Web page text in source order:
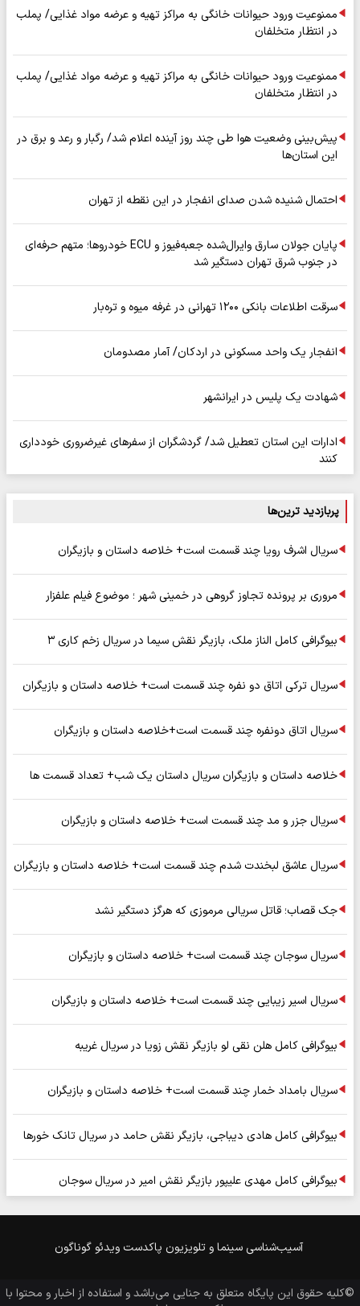
ممنوعیت ورود حیوانات خانگی به مراکز تهیه و عرضه مواد غذایی/ پملب
در انتظار متخلفان
ممنوعیت ورود حیوانات خانگی به مراکز تهیه و عرضه مواد غذایی/ پملب
در انتظار متخلفان
پیش‌بینی وضعیت هوا طی چند روز آینده اعلام شد/ رگبار و رعد و برق در
این استان‌ها
احتمال شنیده شدن صدای انفجار در این نقطه از تهران
پایان جولان سارق وایرال‌شده جعبه‌فیوز و ECU خودروها؛ متهم حرفه‌ای
در جنوب شرق تهران دستگیر شد
سرقت اطلاعات بانکی ۱۲۰۰ تهرانی در غرفه میوه و تره‌بار
انفجار یک واحد مسکونی در اردکان/ آمار مصدومان
شهادت یک پلیس در ایرانشهر
ادارات این استان تعطیل شد/ گردشگران از سفرهای غیرضروری خودداری
کنند
پربازدید ترین‌ها
سریال اشرف رویا چند قسمت است+ خلاصه داستان و بازیگران
مروری بر پرونده تجاوز گروهی در خمینی شهر ؛ موضوع فیلم علفزار
بیوگرافی کامل الناز ملک، بازیگر نقش سیما در سریال زخم کاری ۳
سریال ترکی اتاق دو نفره چند قسمت است+ خلاصه داستان و بازیگران
سریال اتاق دونفره چند قسمت است+خلاصه داستان و بازیگران
خلاصه داستان و بازیگران سریال داستان یک شب+ تعداد قسمت ها
سریال جزر و مد چند قسمت است+ خلاصه داستان و بازیگران
سریال عاشق لبخندت شدم چند قسمت است+ خلاصه داستان و بازیگران
جک قصاب؛ قاتل سریالی مرموزی که هرگز دستگیر نشد
سریال سوجان چند قسمت است+ خلاصه داستان و بازیگران
سریال اسیر زیبایی چند قسمت است+ خلاصه داستان و بازیگران
بیوگرافی کامل هلن نقی لو بازیگر نقش زویا در سریال غریبه
سریال بامداد خمار چند قسمت است+ خلاصه داستان و بازیگران
بیوگرافی کامل هادی دیباجی، بازیگر نقش حامد در سریال تانک خورها
بیوگرافی کامل مهدی علیپور بازیگر نقش امیر در سریال سوجان
آسیب‌شناسی سینما و تلویزیون پاکدست ویدئو گوناگون
©کلیه حقوق این پایگاه متعلق به جنایی می‌باشد و استفاده از اخبار و محتوا با